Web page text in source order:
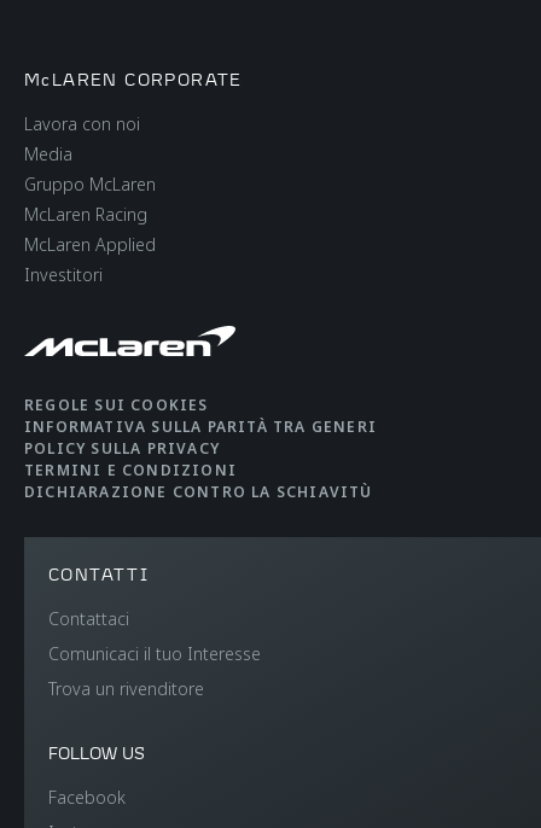
DIFFERENZIALE
FRENI
AERODINAMICA
PESO E DIMENSIONI
PESO A SECCO
(MINIMO), KG, LB
PESO A VUOTO DIN
KG, LB
McLAREN CORPORATE
Lavora con noi
Media
Gruppo McLaren
McLaren Racing
McLaren Applied
Investitori
REGOLE SUI COOKIES
INFORMATIVA SULLA PARITÀ TRA GENERI
POLICY SULLA PRIVACY
TERMINI E CONDIZIONI
DICHIARAZIONE CONTRO LA SCHIAVITÙ
CONTATTI
Contattaci
Comunicaci il tuo Interesse
Trova un rivenditore
FOLLOW US
Facebook